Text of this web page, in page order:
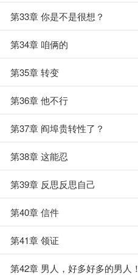
第33章 你是不是很想？
第34章 咱俩的
第35章 转变
第36章 他不行
第37章 阎埠贵转性了？
第38章 这能忍
第39章 反思反思自己
第40章 信件
第41章 领证
第42章 男人，好多好多的男人！